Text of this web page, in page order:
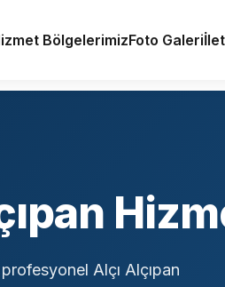
BölgelerimizFoto Galeri
Alçı Alçıpan